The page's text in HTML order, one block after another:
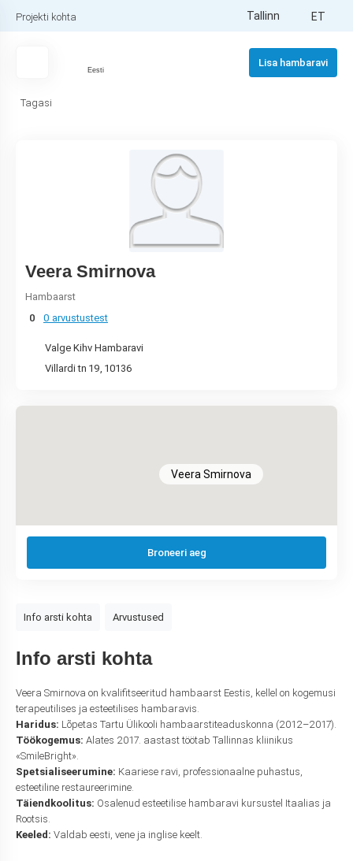
Projekti kohta Tallinn ET
Eesti
Lisa hambaravi
Tagasi
Veera Smirnova
Hambaarst
0
0 arvustustest
Valge Kihv Hambaravi
Villardi tn 19, 10136
Veera Smirnova
Broneeri aeg
Info arsti kohta Arvustused
Info arsti kohta
Veera Smirnova on kvalifitseeritud hambaarst Eestis, kellel on kogemusi
terapeutilises ja esteetilises hambaravis.
Haridus: Lõpetas Tartu Ülikooli hambaarstiteaduskonna (2012–2017).
Töökogemus: Alates 2017. aastast töötab Tallinnas kliinikus
«SmileBright».
Spetsialiseerumine: Kaariese ravi, professionaalne puhastus,
esteetiline restaureerimine.
Täiendkoolitus: Osalenud esteetilise hambaravi kursustel Itaalias ja
Rootsis.
Keeled: Valdab eesti, vene ja inglise keelt.